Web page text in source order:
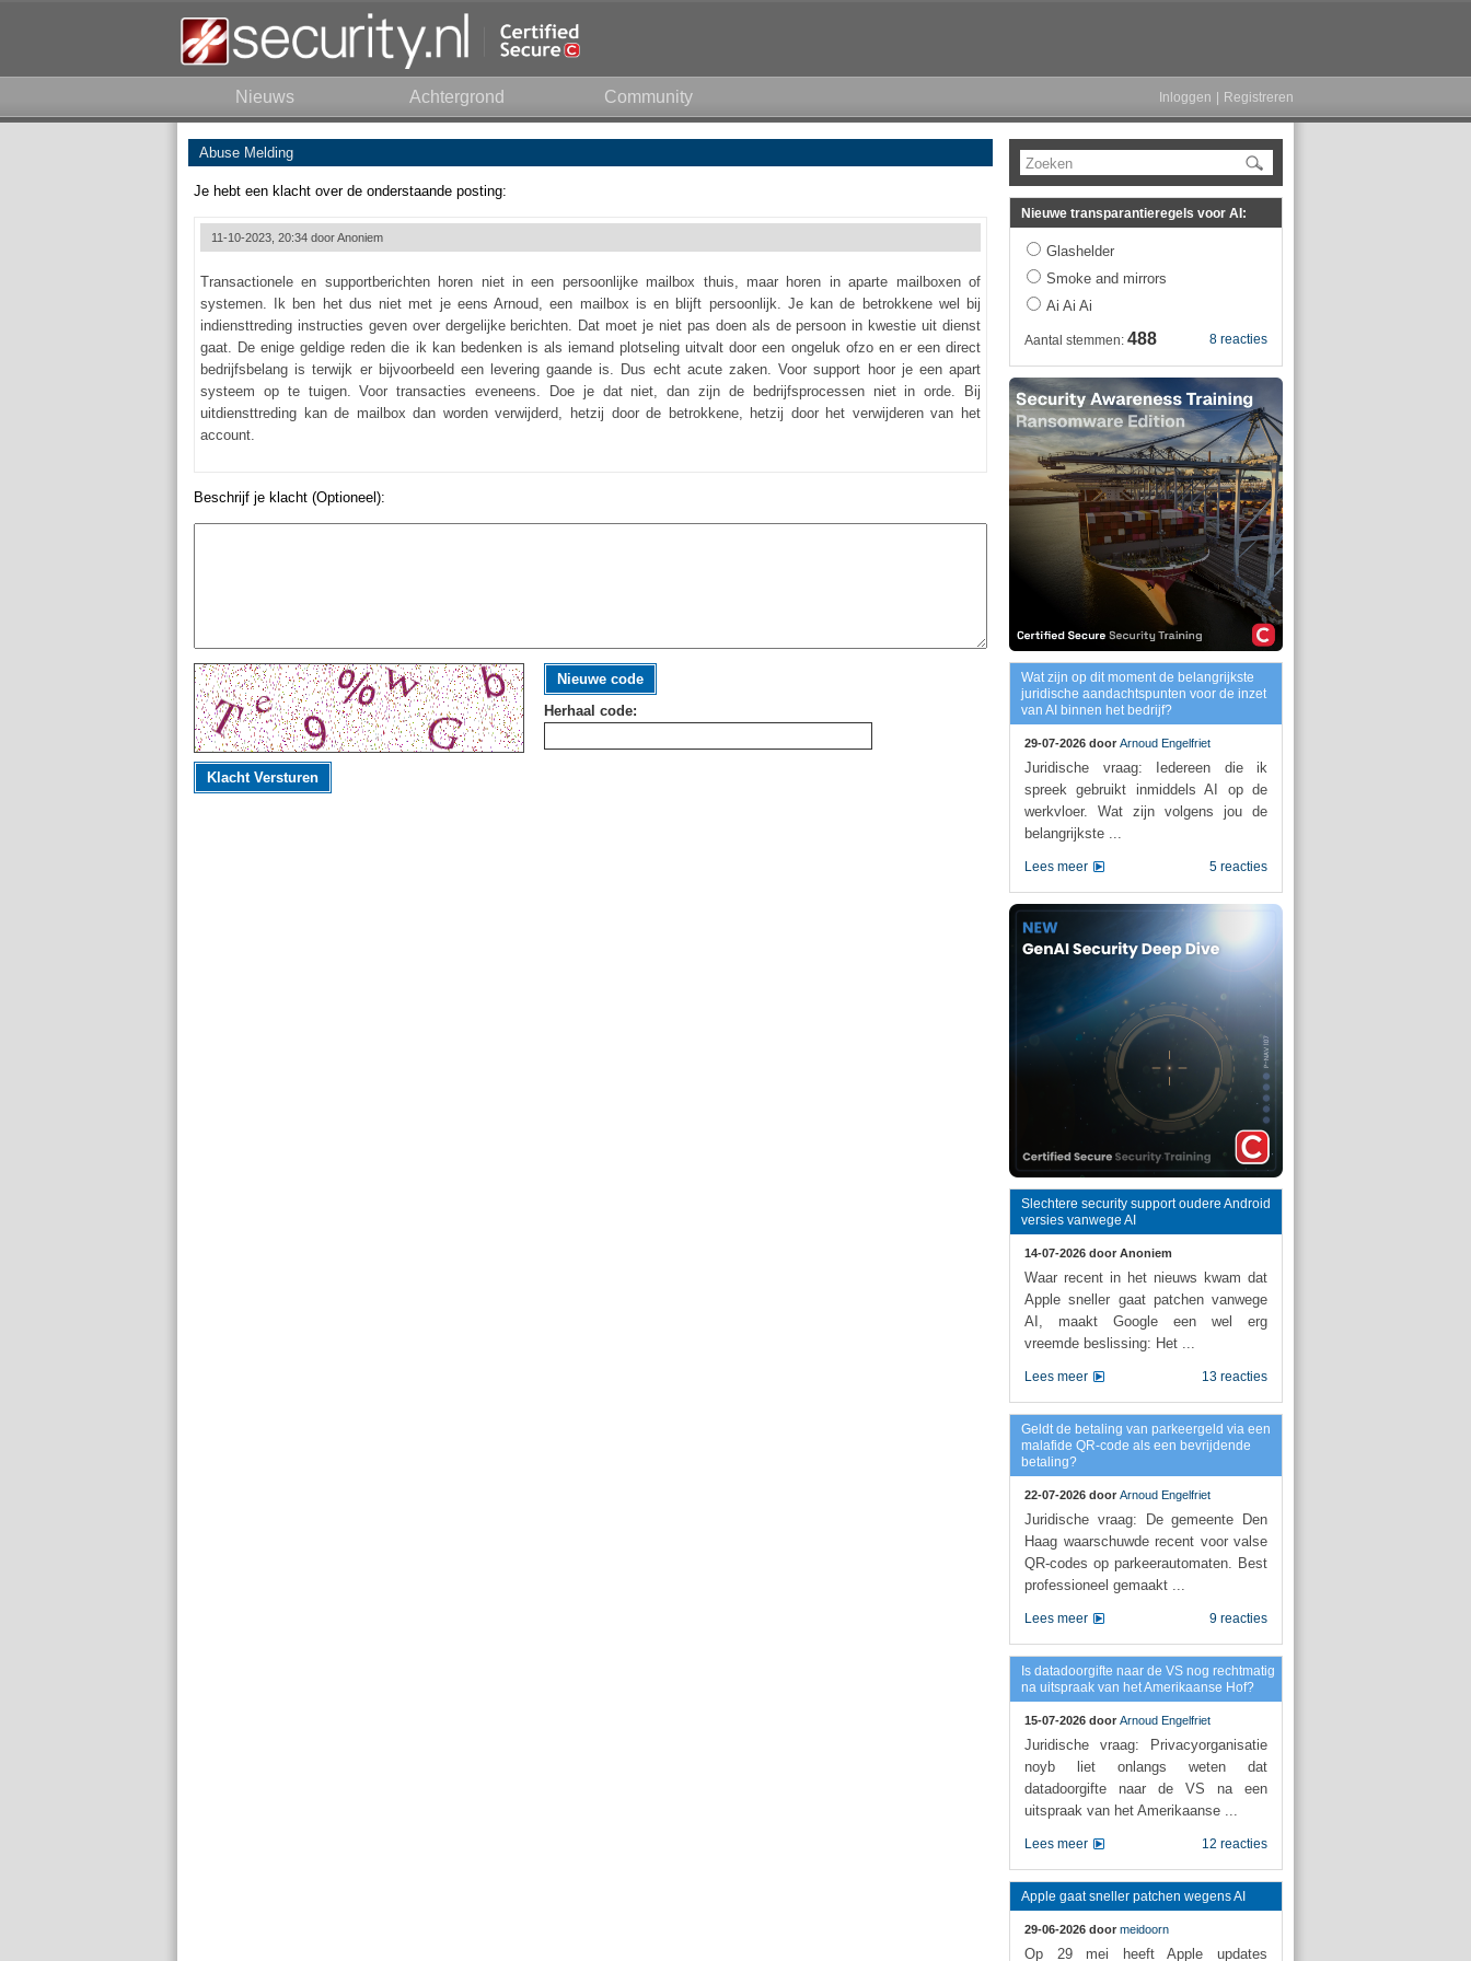
Nieuws Achtergrond Community Inloggen Registreren
Abuse Melding
Je hebt een klacht over de onderstaande posting:
11-10-2023, 20:34 doorAnoniem
Transactionele en supportberichten horen niet in een persoonlijke mailbox thuis, maar horen in aparte mailboxen of
systemen. Ik ben het dus niet met je eens Arnoud, een mailbox is en blijft persoonlijk. Je kan de betrokkene wel bij
indiensttreding instructies geven over dergelijke berichten. Dat moet je niet pas doen als de persoon in kwestie uit dienst
gaat. De enige geldige reden die ik kan bedenken is als iemand plotseling uitvalt door een ongeluk ofzo en er een direct
bedrijfsbelang is terwijk er bijvoorbeeld een levering gaande is. Dus echt acute zaken. Voor support hoor je een apart
systeem op te tuigen. Voor transacties eveneens. Doe je dat niet, dan zijn de bedrijfsprocessen niet in orde. Bij
uitdiensttreding kan de mailbox dan worden verwijderd, hetzij door de betrokkene, hetzij door het verwijderen van het
account.
Beschrijf je klacht (Optioneel):
Nieuwe code
Herhaal code:
Klacht Versturen
Zoeken
Nieuwe transparantieregels voor AI:
Glashelder
Smoke and mirrors
Ai Ai Ai
8 reacties
Aantal stemmen: 488
Wat zijn op dit moment de belangrijkste
juridische aandachtspunten voor de inzet
van AI binnen het bedrijf?
29-07-2026 door Arnoud Engelfriet
Juridische vraag: Iedereen die ik
spreek gebruikt inmiddels AI op de
werkvloer. Wat zijn volgens jou de
belangrijkste ...
5 reacties
Lees meer
Slechtere security support oudere Android
versies vanwege AI
14-07-2026 door Anoniem
Waar recent in het nieuws kwam dat
Apple sneller gaat patchen vanwege
AI, maakt Google een wel erg
vreemde beslissing: Het ...
13 reacties
Lees meer
Geldt de betaling van parkeergeld via een
malafide QR-code als een bevrijdende
betaling?
22-07-2026 door Arnoud Engelfriet
Juridische vraag: De gemeente Den
Haag waarschuwde recent voor valse
QR-codes op parkeerautomaten. Best
professioneel gemaakt ...
9 reacties
Lees meer
Is datadoorgifte naar de VS nog rechtmatig
na uitspraak van het Amerikaanse Hof?
15-07-2026 door Arnoud Engelfriet
Juridische vraag: Privacyorganisatie
noyb liet onlangs weten dat
datadoorgifte naar de VS na een
uitspraak van het Amerikaanse ...
12 reacties
Lees meer
Apple gaat sneller patchen wegens AI
29-06-2026 door meidoorn
Op 29 mei heeft Apple updates